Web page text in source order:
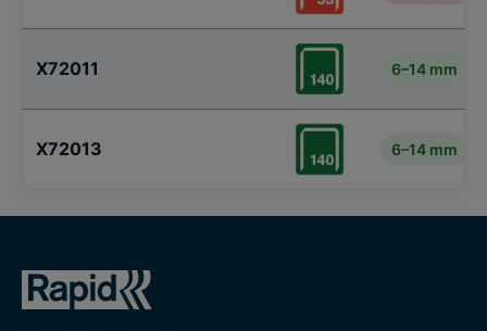
X72011 6–14 mm
X72013 6–14 mm